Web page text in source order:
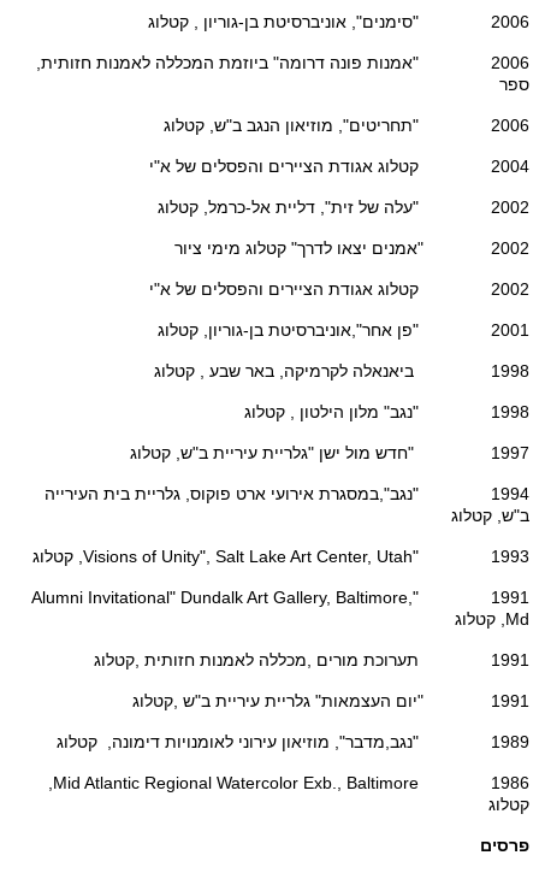
2006 "סימנים", אוניברסיטת בן-גוריון , קטלוג
2006 "אמנות פונה דרומה" ביוזמת המכללה לאמנות חזותית,
ספר
2006 "תחריטים", מוזיאון הנגב ב"ש, קטלוג
2004 קטלוג אגודת הציירים והפסלים של א"י
2002 "עלה של זית", דליית אל-כרמל, קטלוג
2002 "אמנים יצאו לדרך" קטלוג מימי ציור
2002 קטלוג אגודת הציירים והפסלים של א"י
2001 "פן אחר",אוניברסיטת בן-גוריון, קטלוג
1998 ביאנאלה לקרמיקה, באר שבע , קטלוג
1998 "נגב" מלון הילטון , קטלוג
1997 "חדש מול ישן "גלריית עיריית ב"ש, קטלוג
1994 "נגב",במסגרת אירועי ארט פוקוס, גלריית בית העירייה
ב"ש, קטלוג
1993 "Visions of Unity", Salt Lake Art Center, Utah, קטלוג
1991 "Alumni Invitational" Dundalk Art Gallery, Baltimore,
Md, קטלוג
1991 תערוכת מורים ,מכללה לאמנות חזותית ,קטלוג
1991 "יום העצמאות" גלריית עיריית ב"ש ,קטלוג
1989 "נגב,מדבר", מוזיאון עירוני לאומנויות דימונה, קטלוג
קטלוג
פרסים